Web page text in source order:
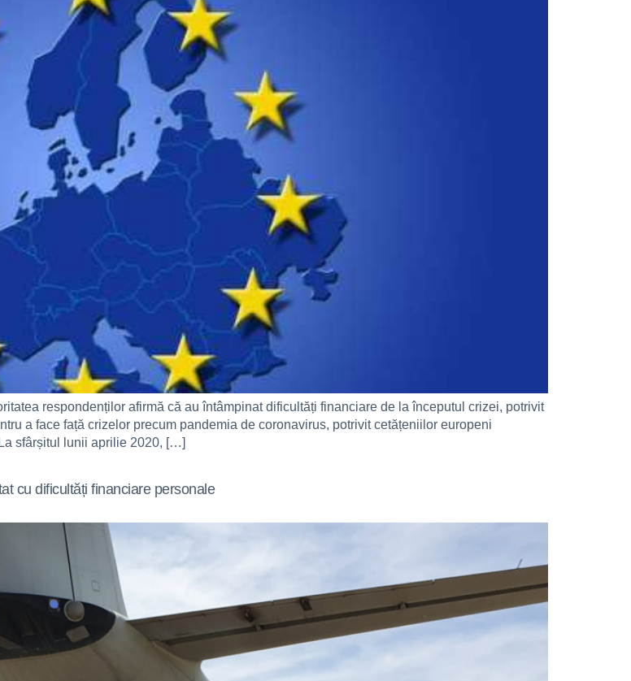
respondenților afirmă că au întâmpinat dificultăți financiare de la începutul crizei, potrivit
a face față crizelor precum pandemia de coronavirus, potrivit cetățeniilor europeni
sfârșitul lunii aprilie 2020, […]
cu dificultăți financiare personale